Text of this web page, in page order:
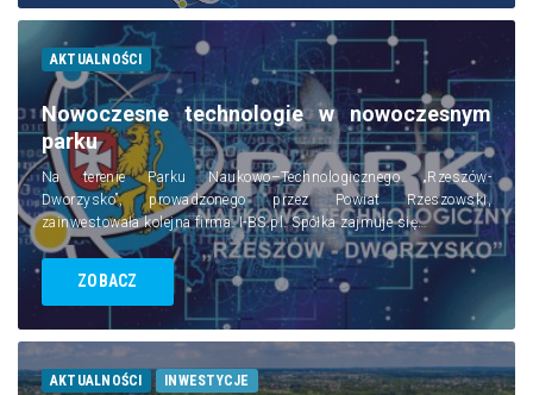
AKTUALNOŚCI
Nowoczesne technologie w nowoczesnym
parku
Na terenie Parku Naukowo–Technologicznego „Rzeszów-
Dworzysko”, prowadzonego przez Powiat Rzeszowski,
zainwestowała kolejna firma: I-BS.pl. Spółka zajmuje się…
ZOBACZ
AKTUALNOŚCI INWESTYCJE